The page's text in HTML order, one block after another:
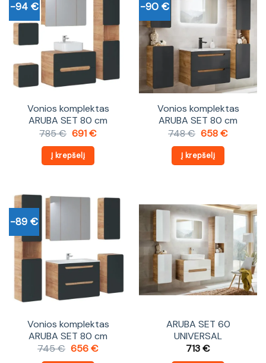
-94 €
Vonios komplektas
ARUBA SET 80 cm
785€ Original
was:
785 €.
691€Current
Į krepšelį
-90 €
Vonios komplektas
ARUBA SET 80 cm
748€ Original
was:
748 €.
658€Current
Į krepšelį
-89 €
Vonios komplektas
ARUBA SET 80 cm
745€ Original
656€Current
ARUBA SET 60
UNIVERSAL
713€